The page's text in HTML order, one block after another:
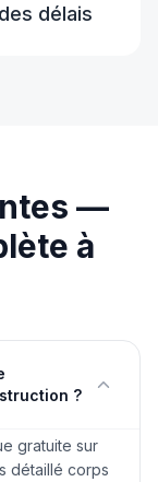
délais
—
à
?
gratuite sur
détaillé corps